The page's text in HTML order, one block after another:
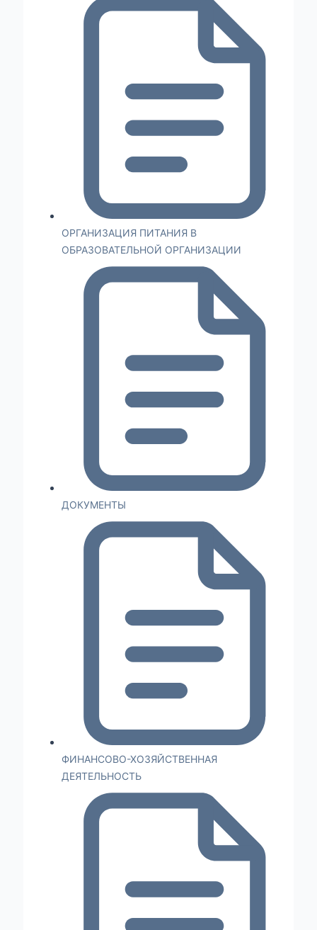
ОРГАНИЗАЦИЯ ПИТАНИЯ В
ОБРАЗОВАТЕЛЬНОЙ ОРГАНИЗАЦИИ
ДОКУМЕНТЫ
ФИНАНСОВО-ХОЗЯЙСТВЕННАЯ
ДЕЯТЕЛЬНОСТЬ